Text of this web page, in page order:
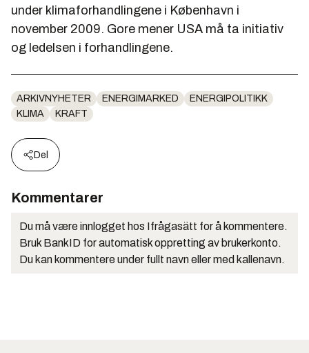
under klimaforhandlingene i København i
november 2009. Gore mener USA må ta initiativ
og ledelsen i forhandlingene.
ARKIVNYHETER ENERGIMARKED
ENERGIPOLITIKK
KLIMA
KRAFT
Del
Kommentarer
Du må være innlogget hos Ifrågasätt for å kommentere.
Bruk BankID for automatisk oppretting av brukerkonto.
Du kan kommentere under fullt navn eller med kallenavn.